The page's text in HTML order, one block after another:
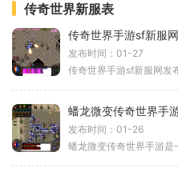
传奇世界新服表
传奇世界手游sf新服
发布时间：01-27
蟠龙微变传奇世界手
发布时间：01-26